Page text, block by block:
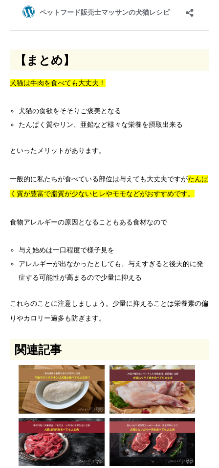
【まとめ】
犬猫は牛肉を食べても大丈夫！
犬猫の食欲をそそりご褒美となる
たんぱく質やリン、亜鉛など様々な栄養を摂取出来る
といったメリットがあります。
一般的に私たちが食べている部位は与えても大丈夫ですがたんぱ
く質が豊富で脂質が少ないヒレやモモなどがおすすめです。
食物アレルギーの原因となることもある食材なので
与え始めは一口程度で様子見を
アレルギーが出なかったとしても、与えすぎると後天的に発
症する可能性が高まるので少量に抑える
これらのことに注意しましょう。少量に抑えることは栄養素の偏
りやカロリー過多も防ぎます。
関連記事